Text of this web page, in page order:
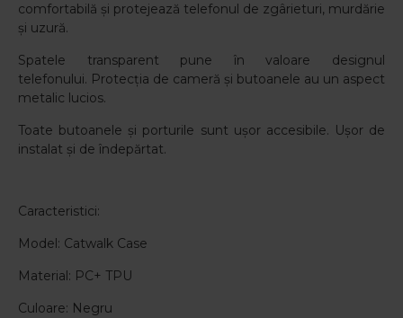
comfortabilă și protejează telefonul de zgârieturi, murdărie
și uzură.
Spatele transparent pune în valoare designul
telefonului. Protecția de cameră și butoanele au un aspect
metalic lucios.
Toate butoanele și porturile sunt ușor accesibile. Ușor de
instalat și de îndepărtat.
Caracteristici:
Model: Catwalk Case
Material: PC+ TPU
Culoare: Negru